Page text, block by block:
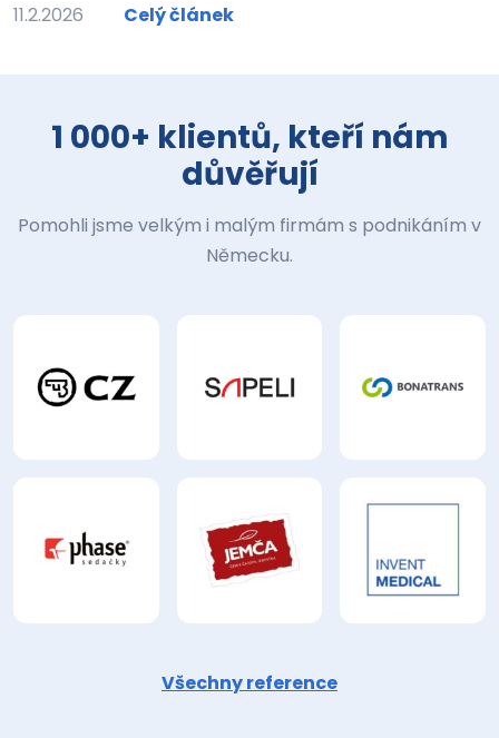
11.2.2026 Celý článek
1 000+ klientů, kteří nám
důvěřují
Pomohli jsme velkým i malým firmám s podnikáním v
Německu.
Všechny reference